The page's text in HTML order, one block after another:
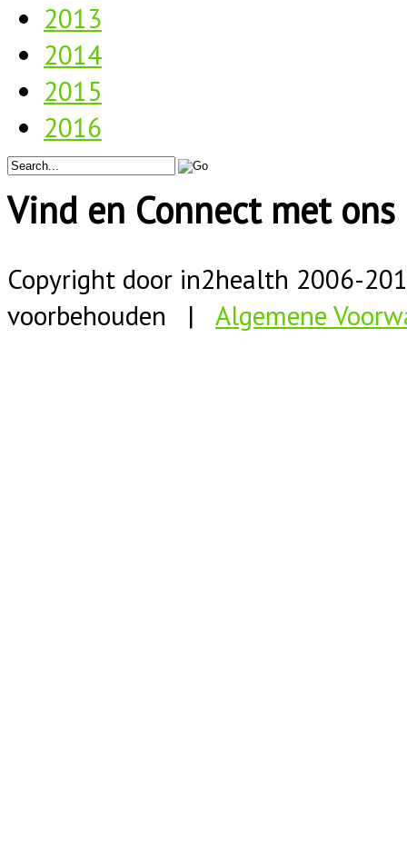
2013
2014
2015
2016
Vind en Connect met ons
Copyright door in2health 2006-
voorbehouden | Algemene